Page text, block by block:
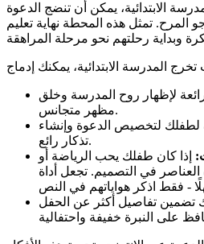
الابتدائية، يمكن أن تنضج الدعوة
المرح. تمثل هذه المحطة نهاية تعليم
لإظهار روح المدرسة وخلق
مظهر متجانس.
لتخصيص الدعوة وإنشاء
تذكار رائع.
إذا كان طفلك يحب الرياضة أو
العناصر في التصميم. تجعل أداة
تضمين تفاصيل أكثر عن الحفل